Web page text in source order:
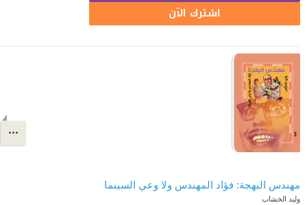
اشترك الآن
مهندس البهجة: فؤاد المهندس ولا وعي السينما
وليد الخشاب